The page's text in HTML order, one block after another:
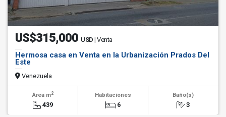
US$315,000 USD | Venta
Hermosa casa en Venta en la Urbanización Prados Del
Este
Venezuela
Área m2
439
Habitaciones
6
Baño(s)
3